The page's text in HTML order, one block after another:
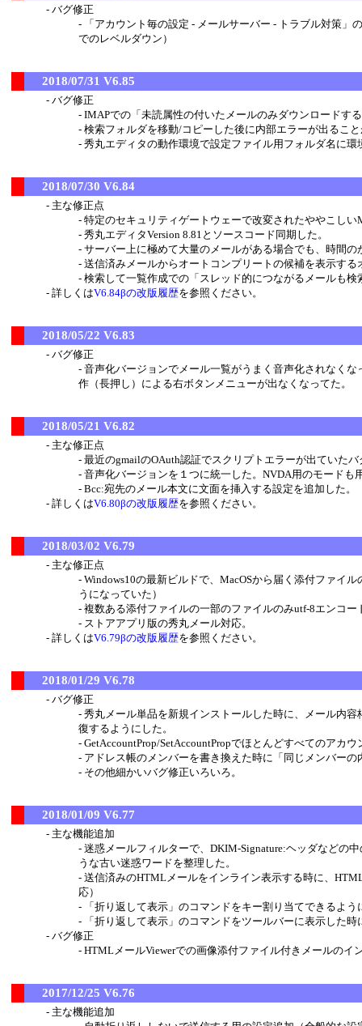
バグ修正
「アカウント毎の設定 - メールサーバー - トラブル対策
でのレベルダウン）
2018/07/31 V6.85
バグ修正
IMAPでの「未読属性の付いたメールのみダウンロードす
検索フォルダを移動/コピーした後に内部エラーが出るこ
秀丸エディタの動作環境で設定ファイル用フォルダ名に
2018/07/30 V6.84
主な修正点
特定のセキュリティゲートウェーで改変されたややこし
秀丸エディタVersion 8.81とソースコード同期した。
サーバー上に極めて大量のメールがある場合でも、時間
送信済みメールからオートコンプリートの候補を表示する
検索して一覧作成での「スレッド的につながるメールも
詳しくはV6.84βの改版履歴を参照ください。
2018/05/22 V6.83
バグ修正
音声化バージョンでメール一覧がうまく音声化されなく
作（長押し）による右ボタンメニューが出なくなってた。
2018/05/21 V6.82
主な修正点
最近のgmailのOAuth認証でスクリプトエラーが出ていたバ
音声化バージョンを１つに統一した。NVDA用のモードも
Bcc:宛先のメール本文に文面を挿入する設定を追加した。
詳しくはV6.80βの改版履歴を参照ください。
2018/03/02 V6.79
主な修正点
Windows10の最新ビルドで、MacOSから届く添付ファイ
うになっていた）
複数ある添付ファイルの一部のファイルのみutf-8エンコ
ストアアプリ版の秀丸メール対応。
詳しくはV6.79βの改版履歴を参照ください。
2018/01/29 V6.78
バグ修正
秀丸メール単品を新規インストールした時に、メール内
復するようにした。
GetAccountProp/SetAccountPropでほとんどすべてのアカ
アドレス帳のメンバーを書き換えた時に「同じメンバー
その他細かいバグ修正いろいろ。
2018/01/09 V6.77
主な機能追加
迷惑メールフィルターで、DKIM-Signature:ヘッダなどの
うな古い迷惑ワードを整理した。
送信済みのHTMLメールをインライン表示する時に、
応）
「折り返して表示」のコマンドをキー割り当てできるよう
「折り返して表示」のコマンドをツールバーに表示した
バグ修正
HTMLメールViewerでの画像添付ファイル付きメールの
2017/12/25 V6.76
主な機能追加